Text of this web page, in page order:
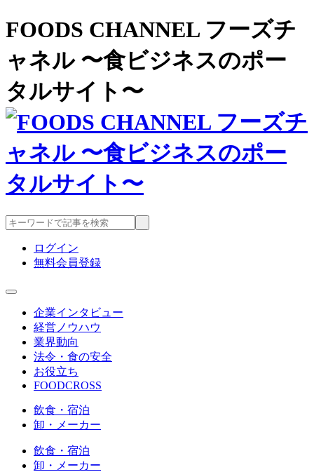
FOODS CHANNEL フーズチ
ャネル 〜食ビジネスのポー
タルサイト〜
ログイン
無料会員登録
企業インタビュー
経営ノウハウ
業界動向
法令・食の安全
お役立ち
FOODCROSS
飲食・宿泊
卸・メーカー
飲食・宿泊
卸・メーカー